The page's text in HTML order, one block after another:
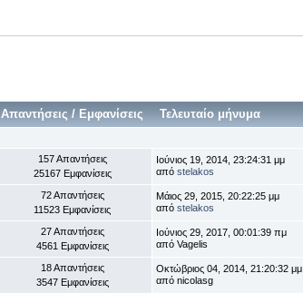
Απαντήσεις / Εμφανίσεις Τελευταίο μήνυμα
157 Απαντήσεις
25167 Εμφανίσεις
Ιούνιος 19, 2014, 23:24:31 μμ
από stelakos
72 Απαντήσεις
11523 Εμφανίσεις
Μάιος 29, 2015, 20:22:25 μμ
από stelakos
27 Απαντήσεις
4561 Εμφανίσεις
Ιούνιος 29, 2017, 00:01:39 πμ
από Vagelis
18 Απαντήσεις
3547 Εμφανίσεις
Οκτώβριος 04, 2014, 21:20:32 μμ
από nicolasg